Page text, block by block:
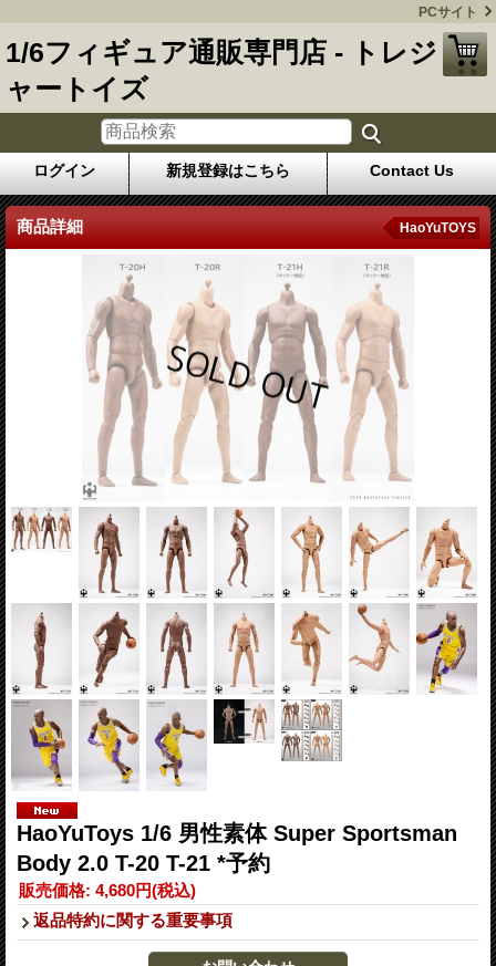
PCサイト
1/6フィギュア通販専門店 - トレジ
ャートイズ
ログイン 新規登録はこちら Contact Us
商品詳細 HaoYuTOYS
HaoYuToys 1/6 男性素体 Super Sportsman
Body 2.0 T-20 T-21 *予約
販売価格: 4,680円(税込)
返品特約に関する重要事項